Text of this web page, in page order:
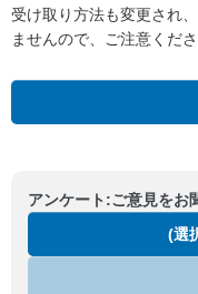
受け取り方法も変更され
ませんので、ご注意くださ
アンケート:ご意見をお
(選